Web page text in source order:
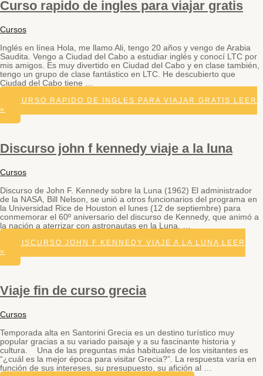
Curso rapido de ingles para viajar gratis
Cursos
Inglés en línea Hola, me llamo Ali, tengo 20 años y vengo de Arabia
Saudita. Vengo a Ciudad del Cabo a estudiar inglés y conocí LTC por
mis amigos. Es muy divertido en Ciudad del Cabo y en clase también,
tengo un grupo de clase fantástico en LTC. He descubierto que
Ciudad del Cabo tiene …
CURSO RAPIDO DE INGLES PARA VIAJAR GRATIS LEER
»
Discurso john f kennedy viaje a la luna
Cursos
Discurso de John F. Kennedy sobre la Luna (1962) El administrador
de la NASA, Bill Nelson, se unió a otros funcionarios del programa en
la Universidad Rice de Houston el lunes (12 de septiembre) para
conmemorar el 60º aniversario del discurso de Kennedy, que animó a
la nación a aterrizar con astronautas en la Luna. …
DISCURSO JOHN F KENNEDY VIAJE A LA LUNA LEER
»
Viaje fin de curso grecia
Cursos
Temporada alta en Santorini Grecia es un destino turístico muy
popular gracias a su variado paisaje y a su fascinante historia y
cultura. Una de las preguntas más habituales de los visitantes es
“¿cuál es la mejor época para visitar Grecia?”. La respuesta varía en
función de sus intereses, su presupuesto, su afición al …